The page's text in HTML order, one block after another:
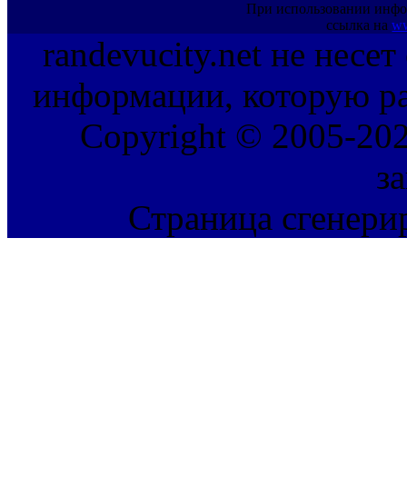
При использовании
ссылка на
randevucity.net не несет
информации, которую
Copyright © 2005-
Страница